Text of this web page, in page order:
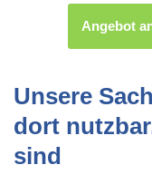
Angebot
Unsere
dort
sind